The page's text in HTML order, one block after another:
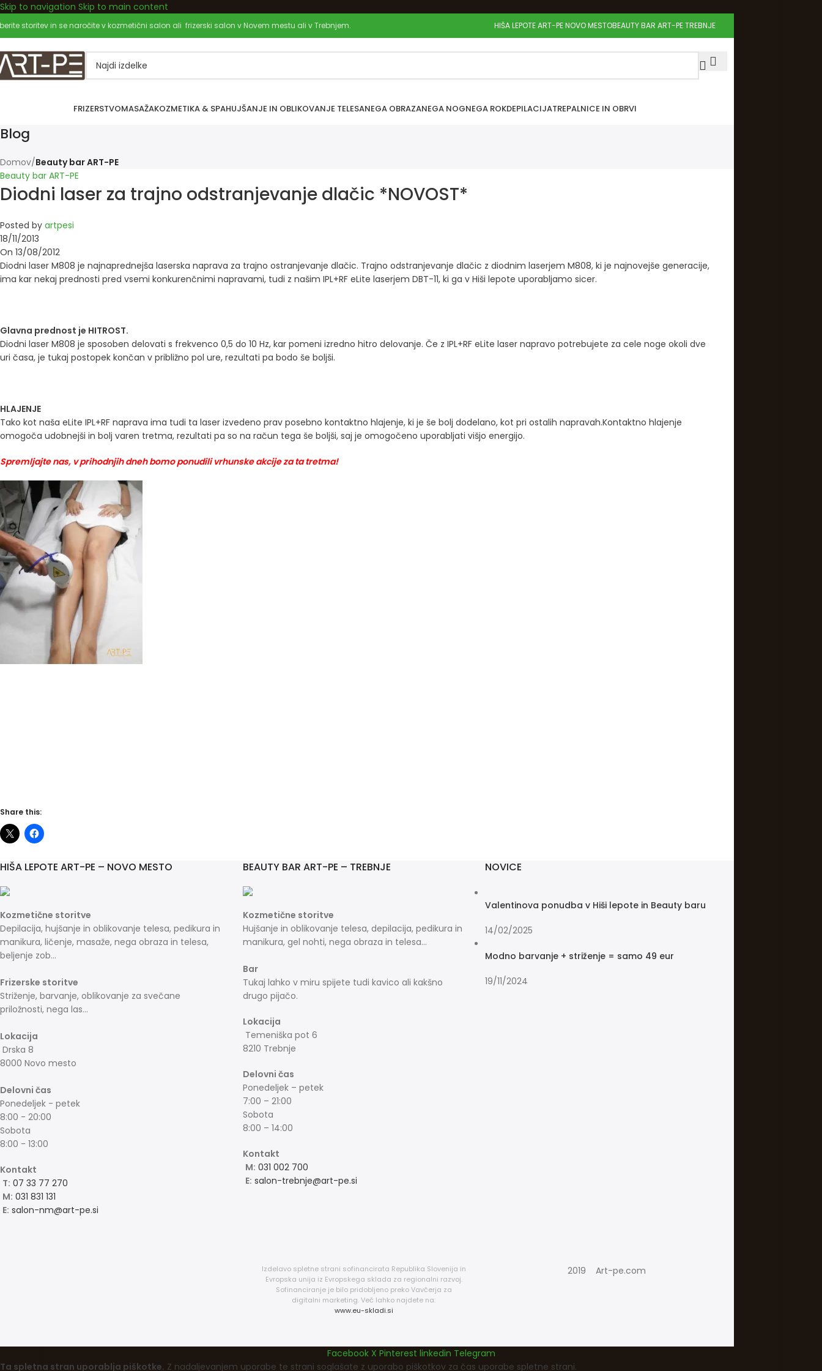
Skip to navigation Skip to main content
Dobrodošli pri nas!
storitev in se naročite v kozmetični salon ali frizerski salon v Novem mestu ali v Trebnjem. HIŠA LEPOTE ART-PE NOVO MESTOBEAUTY BAR ART-PE TREBNJE
FRIZERSTVOMASAŽAKOZMETIKA & SPAHUJŠANJE IN OBLIKOVANJE TELESANEGA OBRAZANEGA NOGNEGA ROKDEPILACIJATREPALNICE IN OBRVI
Blog
Domov/Beauty bar ART-PE
Beauty bar ART-PE
Diodni laser za trajno odstranjevanje dlačic *NOVOST*
Posted by artpesi
18/11/2013
On 13/08/2012
Diodni laser M808 je najnaprednejša laserska naprava za trajno ostranjevanje dlačic. Trajno odstranjevanje dlačic z diodnim laserjem M808, ki je najnovejše generacije,
ima kar nekaj prednosti pred vsemi konkurenčnimi napravami, tudi z našim IPL+RF eLite laserjem DBT-11, ki ga v Hiši lepote uporabljamo sicer.
Glavna prednost je HITROST.
Diodni laser M808 je sposoben delovati s frekvenco 0,5 do 10 Hz, kar pomeni izredno hitro delovanje. Če z IPL+RF eLite laser napravo potrebujete za cele noge okoli dve
uri časa, je tukaj postopek končan v približno pol ure, rezultati pa bodo še boljši.
HLAJENJE
Tako kot naša eLite IPL+RF naprava ima tudi ta laser izvedeno prav posebno kontaktno hlajenje, ki je še bolj dodelano, kot pri ostalih napravah.Kontaktno hlajenje
omogoča udobnejši in bolj varen tretma, rezultati pa so na račun tega še boljši, saj je omogočeno uporabljati višjo energijo.
Spremljajte nas, v prihodnjih dneh bomo ponudili vrhunske akcije za ta tretma!
Share this:
HIŠA LEPOTE ART-PE – NOVO MESTO
Kozmetične storitve
Depilacija, hujšanje in oblikovanje telesa, pedikura in
manikura, ličenje, masaže, nega obraza in telesa,
beljenje zob...
Frizerske storitve
Striženje, barvanje, oblikovanje za svečane
priložnosti, nega las...
Lokacija
Drska 8
8000 Novo mesto
Delovni čas
Ponedeljek - petek
8:00 - 20:00
Sobota
8:00 - 13:00
Kontakt
T: 07 33 77 270
M: 031 831 131
E: salon-nm@art-pe.si
BEAUTY BAR ART-PE – TREBNJE
Kozmetične storitve
Hujšanje in oblikovanje telesa, depilacija, pedikura in
manikura, gel nohti, nega obraza in telesa…
Bar
Tukaj lahko v miru spijete tudi kavico ali kakšno
drugo pijačo.
Lokacija
Temeniška pot 6
8210 Trebnje
Delovni čas
Ponedeljek – petek
7:00 – 21:00
Sobota
8:00 – 14:00
Kontakt
M: 031 002 700
E: salon-trebnje@art-pe.si
NOVICE
Valentinova ponudba v Hiši lepote in Beauty baru
14/02/2025
Modno barvanje + striženje = samo 49 eur
19/11/2024
Izdelavo spletne strani sofinancirata Republika Slovenija in
Evropska unija iz Evropskega sklada za regionalni razvoj.
Sofinanciranje je bilo pridobljeno preko Vavčerja za
digitalni marketing. Več lahko najdete na:
www.eu-skladi.si
2019 Art-pe.com
Facebook X Pinterest linkedin Telegram
Ta spletna stran uporablja piškotke. Z nadaljevanjem uporabe te strani soglašate z uporabo piškotkov za čas uporabe spletne strani.